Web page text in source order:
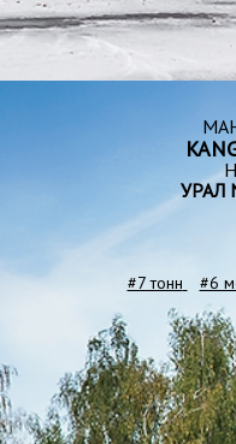
УРАЛ
#7 тонн #6